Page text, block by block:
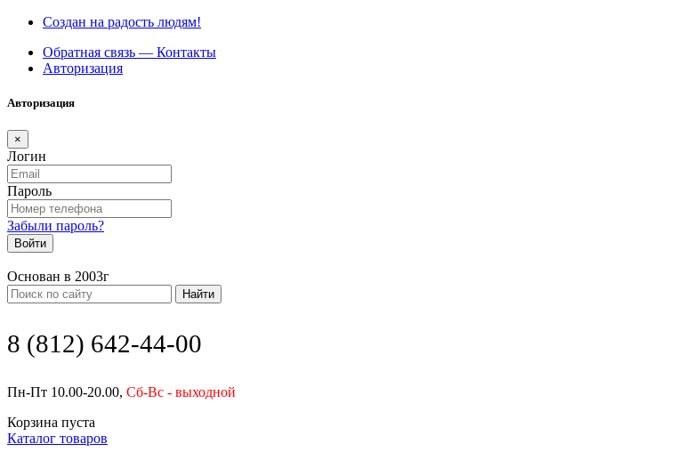
Создан на радость людям!
Обратная связь — Контакты
Авторизация
Авторизация
×
Логин
Пароль
Забыли пароль?
Войти
Основан в 2003г
Найти
8 (812) 642-44-00
Пн-Пт 10.00-20.00, Сб-Вс - выходной
Корзина пуста
Каталог товаров